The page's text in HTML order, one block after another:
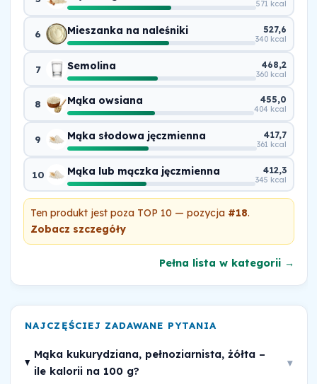
571 kcal
6 Mieszanka na naleśniki 527,6
340 kcal
7 Semolina 468,2
360 kcal
8 Mąka owsiana 455,0
404 kcal
9 Mąka słodowa jęczmienna 417,7
361 kcal
10 Mąka lub mączka jęczmienna 412,3
345 kcal
Ten produkt jest poza TOP 10 — pozycja #18.
Zobacz szczegóły
Pełna lista w kategorii →
NAJCZĘŚCIEJ ZADAWANE PYTANIA
Mąka kukurydziana, pełnoziarnista, żółta –
ile kalorii na 100 g?
▾